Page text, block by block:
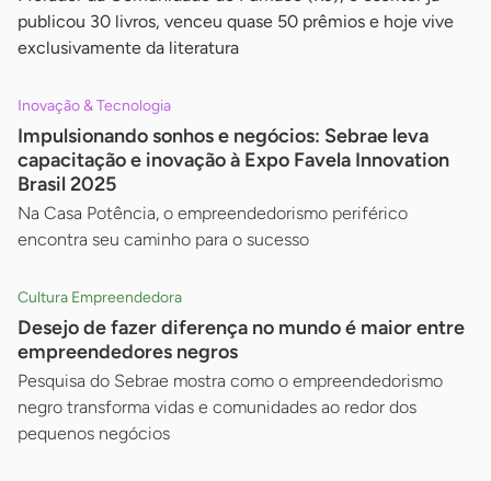
publicou 30 livros, venceu quase 50 prêmios e hoje vive
exclusivamente da literatura
Inovação & Tecnologia
Impulsionando sonhos e negócios: Sebrae leva
capacitação e inovação à Expo Favela Innovation
Brasil 2025
Na Casa Potência, o empreendedorismo periférico
encontra seu caminho para o sucesso
Cultura Empreendedora
Desejo de fazer diferença no mundo é maior entre
empreendedores negros
Pesquisa do Sebrae mostra como o empreendedorismo
negro transforma vidas e comunidades ao redor dos
pequenos negócios